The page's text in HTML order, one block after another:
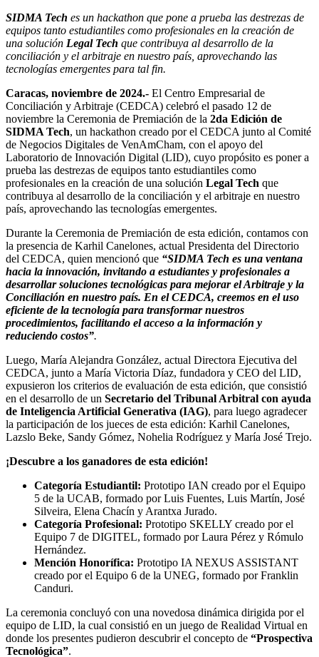
SIDMA Tech es un hackathon que pone a prueba las destrezas de
equipos tanto estudiantiles como profesionales en la creación de
una solución Legal Tech que contribuya al desarrollo de la
conciliación y el arbitraje en nuestro país, aprovechando las
tecnologías emergentes para tal fin.
Caracas, noviembre de 2024.- El Centro Empresarial de
Conciliación y Arbitraje (CEDCA) celebró el pasado 12 de
noviembre la Ceremonia de Premiación de la 2da Edición de
SIDMA Tech, un hackathon creado por el CEDCA junto al Comité
de Negocios Digitales de VenAmCham, con el apoyo del
Laboratorio de Innovación Digital (LID), cuyo propósito es poner a
prueba las destrezas de equipos tanto estudiantiles como
profesionales en la creación de una solución Legal Tech que
contribuya al desarrollo de la conciliación y el arbitraje en nuestro
país, aprovechando las tecnologías emergentes.
Durante la Ceremonia de Premiación de esta edición, contamos con
la presencia de Karhil Canelones, actual Presidenta del Directorio
del CEDCA, quien mencionó que “SIDMA Tech es una ventana
hacia la innovación, invitando a estudiantes y profesionales a
desarrollarsoluciones tecnológicas para mejorar el Arbitraje y la
Conciliación en nuestro país. En el CEDCA, creemos en el uso
eficiente de la tecnología para transformar nuestros
procedimientos, facilitando el acceso a la información y
reduciendo costos”.
Luego, María Alejandra González, actual Directora Ejecutiva del
CEDCA, junto a María Victoria Díaz, fundadora y CEO del LID,
expusieron los criterios de evaluación de esta edición, que consistió
en el desarrollo de un Secretario del Tribunal Arbitral con ayuda
de Inteligencia Artificial Generativa (IAG), para luego agradecer
la participación de los jueces de esta edición: Karhil Canelones,
Lazslo Beke, Sandy Gómez, Nohelia Rodríguez y María José Trejo.
¡Descubre a los ganadores de esta edición!
Categoría Estudiantil: Prototipo IAN creado por el Equipo
5 de la UCAB, formado por Luis Fuentes, Luis Martín, José
Silveira, Elena Chacín y Arantxa Jurado.
Categoría Profesional: Prototipo SKELLY creado por el
Equipo 7 de DIGITEL, formado por Laura Pérez y Rómulo
Hernández.
Mención Honorífica: Prototipo IA NEXUS ASSISTANT
creado por el Equipo 6 de la UNEG, formado por Franklin
Canduri.
La ceremonia concluyó con una novedosa dinámica dirigida por el
equipo de LID, la cual consistió en un juego de Realidad Virtual en
donde los presentes pudieron descubrir el concepto de “Prospectiva
Tecnológica”.